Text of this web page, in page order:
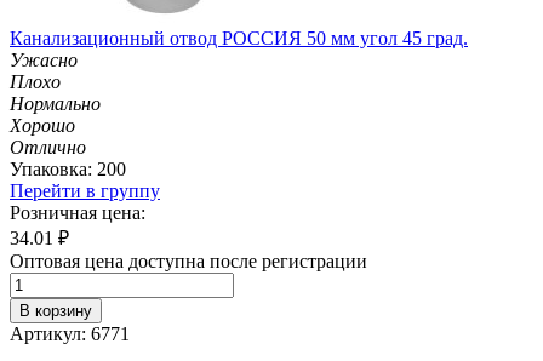
Канализационный отвод РОССИЯ 50 мм угол 45 град.
Ужасно
Плохо
Нормально
Хорошо
Отлично
Упаковка: 200
Перейти в группу
Розничная цена:
34.01 ₽
Оптовая цена доступна после регистрации
В корзину
Артикул: 6771